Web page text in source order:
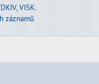
, VISK.
záznamů